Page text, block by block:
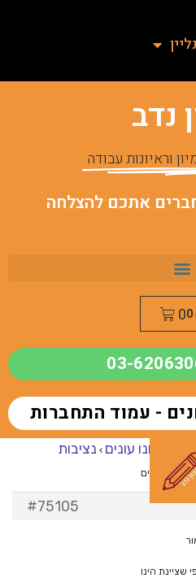
נדב
וראיונות עבודה
0
0
03-
- עמוד התחברות
– אנחנו עונים › נציבות
ציונים
#75105
שציינת הינו